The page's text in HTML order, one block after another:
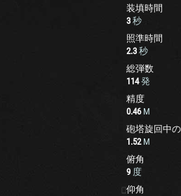
装填時間
3 秒
照準時間
2.3 秒
総弾数
114 発
精度
0.46 M
砲塔旋回中
1.52 M
俯角
9 度
仰角